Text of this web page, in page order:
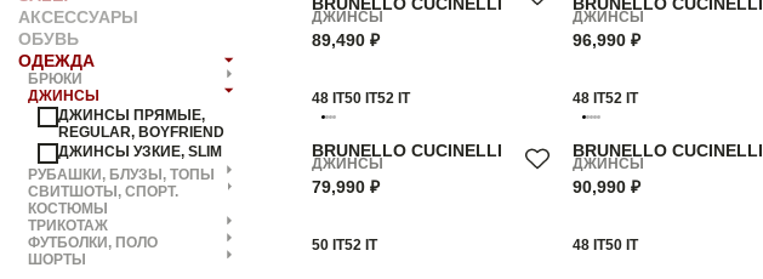
АКСЕССУАРЫ
ОБУВЬ
ОДЕЖДА
БРЮКИ
ДЖИНСЫ
ДЖИНСЫ ПРЯМЫЕ,
REGULAR, BOYFRIEND
ДЖИНСЫ УЗКИЕ, SLIM
РУБАШКИ, БЛУЗЫ, ТОПЫ
СВИТШОТЫ, СПОРТ.
КОСТЮМЫ
ТРИКОТАЖ
ФУТБОЛКИ, ПОЛО
ШОРТЫ
ДЖИНСЫ
89,490 ₽
48 IT50 IT52 IT
ДЖИНСЫ
96,990 ₽
48 IT52 IT
BRUNELLO CUCINELLI
ДЖИНСЫ
79,990 ₽
50 IT52 IT
BRUNELLO CUCINELLI
ДЖИНСЫ
90,990 ₽
48 IT50 IT